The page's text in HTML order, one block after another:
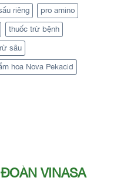
riêng pro amino
thuốc trừ bệnh
sâu
hoa Nova Pekacid
VINASA